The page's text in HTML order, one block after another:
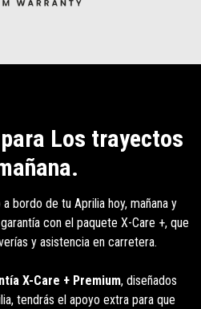
Los trayectos
bordo de tu Aprilia hoy, mañana y
con el paquete X-Care +, que
y asistencia en carretera.
X-Care + Premium, diseñados
tendrás el apoyo extra para que